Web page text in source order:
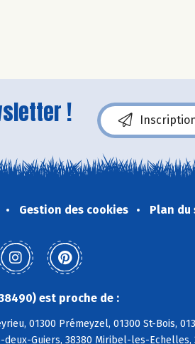
!
Gestion des cookies Plan du
est proche de :
01300 Prémeyzel, 01300 St-Bois,
Guiers, 38380 Miribel-les-